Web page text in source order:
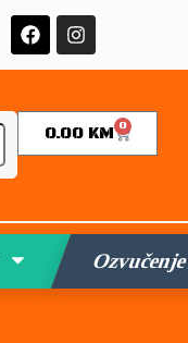
0.00 KM 0
Ozvučenje